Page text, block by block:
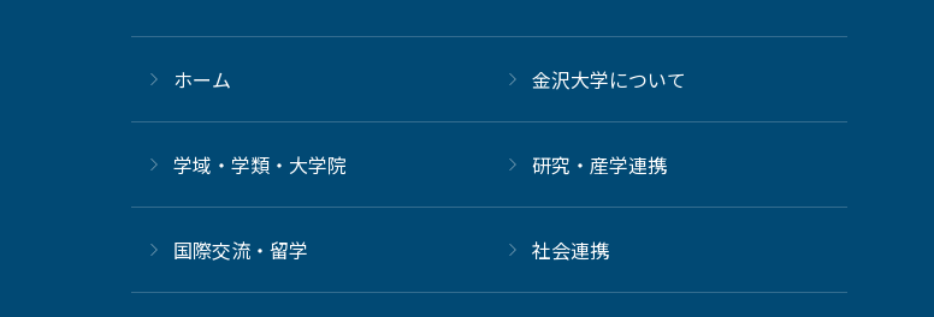
ホーム 金沢大学について
学域・学類・大学院 研究・産学連携
国際交流・留学 社会連携